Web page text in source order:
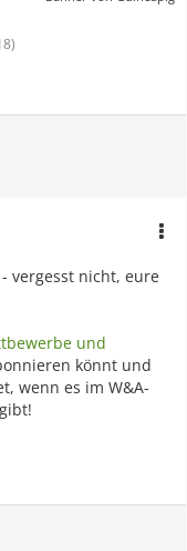
)
vergesst nicht, eure
und
könnt und
wenn es im W&A-